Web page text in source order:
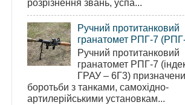
Ручний протитанковий
гранатомет РПГ-7
Ручний протитанковий
гранатомет РПГ-7
ГРАУ – 6Г3)
боротьби з танками, самохідно-
артилерійськими установкам...